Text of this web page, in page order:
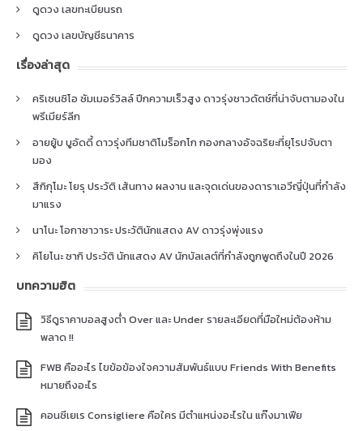
ดูดวง เลขทะเบียนรถ
ดูดวง เลขบัญชีธนาคาร
เรื่องล่าสุด
คริเซนซิโอ ซัมเมอร์วิลล์ ปีกความเร็วสูง ดาวรุ่งชาวดัตช์ที่น่าจับตามองใน
พรีเมียร์ลีก
อายยู้บ บูอัดดี้ ดาวรุ่งทีมชาติโมร็อกโก กองกลางอัจฉริยะที่ยุโรปจับตา
มอง
สึกิกุโมะ โยรุ ประวัติ เส้นทาง ผลงาน และจุดเด่นของดาราเอวีญี่ปุ่นที่กำลัง
มาแรง
นาโนะ โอกาซาวาระ ประวัตินักแสดง AV ดาวรุ่งพุ่งแรง
คิโยโนะ ซากิ ประวัติ นักแสดง AV นักบัลเลต์ที่กำลังถูกพูดถึงในปี 2026
บทความฮิต
วิธีดูราคาบอลสูงต่ำ Over และ Under รายละเอียดที่มือใหม่ต้องห้าม
พลาด !!
FWB คืออะไร ไขข้อข้องใจความสัมพันธ์แบบ Friends With Benefits
หมายถึงอะไร
คอนซีเยเร Consigliere คือใคร มีตำแหน่งอะไรใน แก๊งมาเฟีย